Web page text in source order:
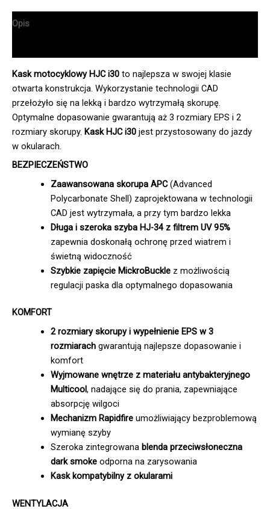
Opis
Kask motocyklowy HJC i30 to najlepsza w swojej klasie
otwarta konstrukcja. Wykorzystanie technologii CAD
przełożyło się na lekką i bardzo wytrzymałą skorupę.
Optymalne dopasowanie gwarantują aż 3 rozmiary EPS i 2
rozmiary skorupy. Kask HJC i30 jest przystosowany do jazdy
w okularach.
BEZPIECZEŃSTWO
Zaawansowana skorupa APC(Advanced
Polycarbonate Shell) zaprojektowana w technologii
CAD jest wytrzymała, a przy tym bardzo lekka
Długa i szeroka szyba HJ-34 z filtrem UV 95%
zapewnia doskonałą ochronę przed wiatrem i
świetną widoczność
Szybkie zapięcie MickroBucklez możliwością
regulacji paska dla optymalnego dopasowania
KOMFORT
2 rozmiary skorupy i wypełnienie EPS w 3
rozmiarach gwarantują najlepsze dopasowanie i
komfort
Wyjmowane wnętrze z materiału antybakteryjnego
Multicool, nadające się do prania, zapewniające
absorpcję wilgoci
Mechanizm Rapidfireumożliwiający bezproblemową
wymianę szyby
Szeroka zintegrowana blenda przeciwsłoneczna
dark smokeodporna na zarysowania
Kask kompatybilny z okularami
WENTYLACJA